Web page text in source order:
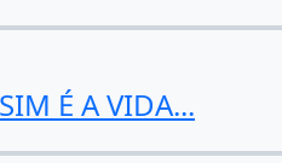
É A VIDA...